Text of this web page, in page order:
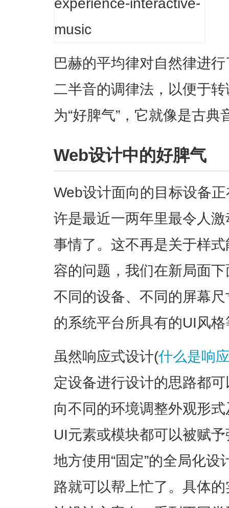
巴赫的平均律对自然律进
二半音的调律法，以便于
为“好脾气”，它就像是古
Web设计中的好脾气
Web设计面向的目标设备
许是最近一两年里最令人
事情了。这不再是关于样
容的问题，我们在新局面
不同的设备、不同的屏幕
的系统平台所具有的UI风
虽然响应式设计(什么是响
定设备进行设计的思路都
向不同的环境调整外观形
UI元素或模块都可以被赋
地方使用“固定”的全局化设
路就可以帮上忙了。具体